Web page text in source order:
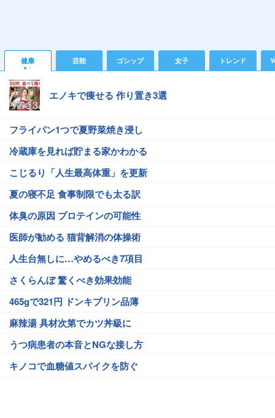
健康 芸能 ゴシップ 女子 トレンド
エノキで痩せる 作り置き3選
フライパン1つで夏野菜焼き浸し
冷蔵庫を見れば貯まる家かわかる
こじるり「人生最高体重」を更新
夏の寝不足 食事制限でも太る訳
体臭の原因 プロテインの可能性
医師が勧める 猫背解消の体操術
人生台無しに…やめるべき7項目
さくらんぼ 驚くべき効果効能
465gで321円 ドンキプリン品薄
麻辣湯 具材次第でカツ丼級に
うつ病患者の本音とNGな接し方
キノコで血糖値スパイクを防ぐ